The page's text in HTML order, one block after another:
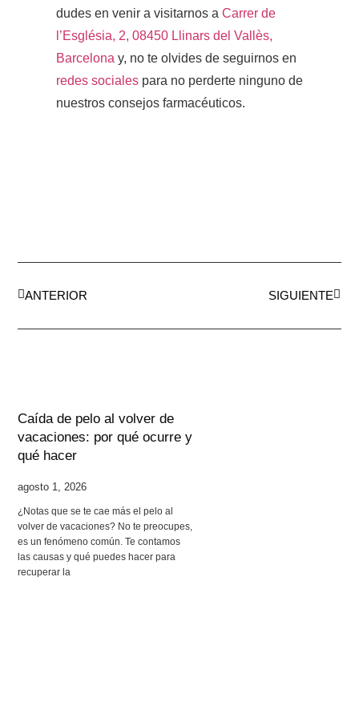
dudes en venir a visitarnos a Carrer de
l’Església, 2, 08450 Llinars del Vallès,
Barcelona y, no te olvides de seguirnos en
redes sociales para no perderte ninguno de
nuestros consejos farmacéuticos.
ANTERIOR SIGUIENTE
Caída de pelo al volver de
vacaciones: por qué ocurre y
qué hacer
agosto 1, 2026
¿Notas que se te cae más el pelo al
volver de vacaciones? No te preocupes,
es un fenómeno común. Te contamos
las causas y qué puedes hacer para
recuperar la